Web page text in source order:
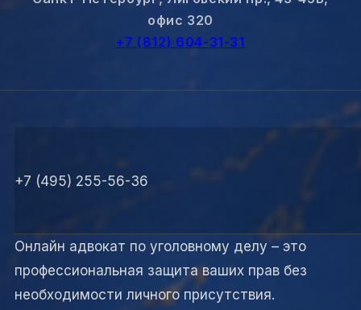
офис 320
+7 (812) 604-31-31
+7 (495) 255-56-36
Онлайн адвокат по уголовному делу – это
профессиональная защита ваших прав без
необходимости личного присутствия.